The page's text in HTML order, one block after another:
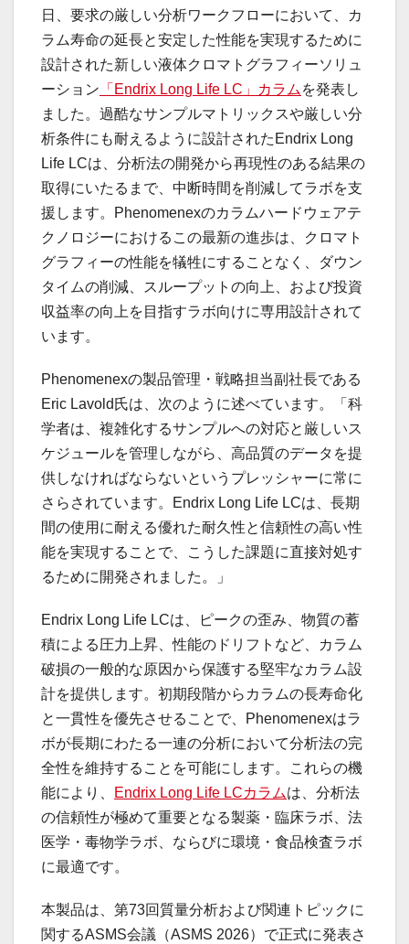
日、要求の厳しい分析ワークフローにおいて、カ
ラム寿命の延長と安定した性能を実現するために
設計された新しい液体クロマトグラフィーソリュ
ーション 「Endrix Long Life LC」カラムを発表し
ました。過酷なサンプルマトリックスや厳しい分
析条件にも耐えるように設計されたEndrix Long
Life LCは、分析法の開発から再現性のある結果の
取得にいたるまで、中断時間を削減してラボを支
援します。Phenomenexのカラムハードウェアテ
クノロジーにおけるこの最新の進歩は、クロマト
グラフィーの性能を犠牲にすることなく、ダウン
タイムの削減、スループットの向上、および投資
収益率の向上を目指すラボ向けに専用設計されて
います。
Phenomenexの製品管理・戦略担当副社長である
Eric Lavold氏は、次のように述べています。「科
学者は、複雑化するサンプルへの対応と厳しいス
ケジュールを管理しながら、高品質のデータを提
供しなければならないというプレッシャーに常に
さらされています。Endrix Long Life LCは、長期
間の使用に耐える優れた耐久性と信頼性の高い性
能を実現することで、こうした課題に直接対処す
るために開発されました。」
Endrix Long Life LCは、ピークの歪み、物質の蓄
積による圧力上昇、性能のドリフトなど、カラム
破損の一般的な原因から保護する堅牢なカラム設
計を提供します。初期段階からカラムの長寿命化
と一貫性を優先させることで、Phenomenexはラ
ボが長期にわたる一連の分析において分析法の完
全性を維持することを可能にします。これらの機
能により、
Endrix Long Life LCカラムは、分析法
の信頼性が極めて重要となる製薬・臨床ラボ、法
医学・毒物学ラボ、ならびに環境・食品検査ラボ
に最適です。
本製品は、第73回質量分析および関連トピックに
関するASMS会議（ASMS 2026）で正式に発表さ